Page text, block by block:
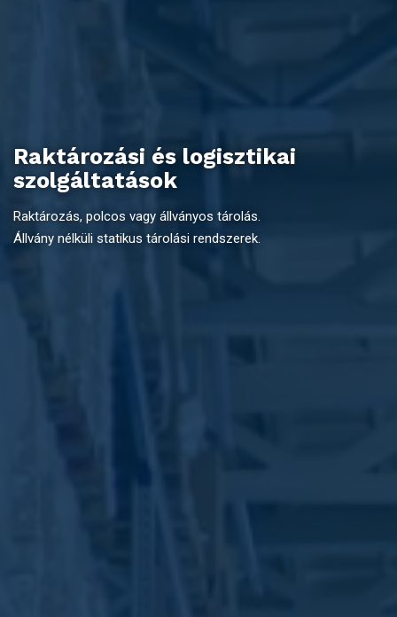
Raktározási és logisztikai
szolgáltatások
Raktározás, polcos vagy állványos tárolás.
Állvány nélküli statikus tárolási rendszerek.